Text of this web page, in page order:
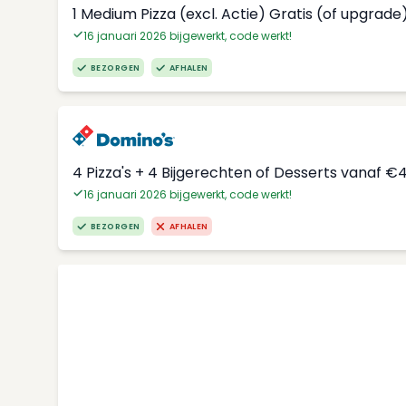
1 Medium Pizza (excl. Actie) Gratis (of
16 januari 2026 bijgewerkt, code werkt!
BEZORGEN AFHALEN
4 Pizza's + 4 Bijgerechten of Desserts vanaf
16 januari 2026 bijgewerkt, code werkt!
BEZORGEN AFHALEN